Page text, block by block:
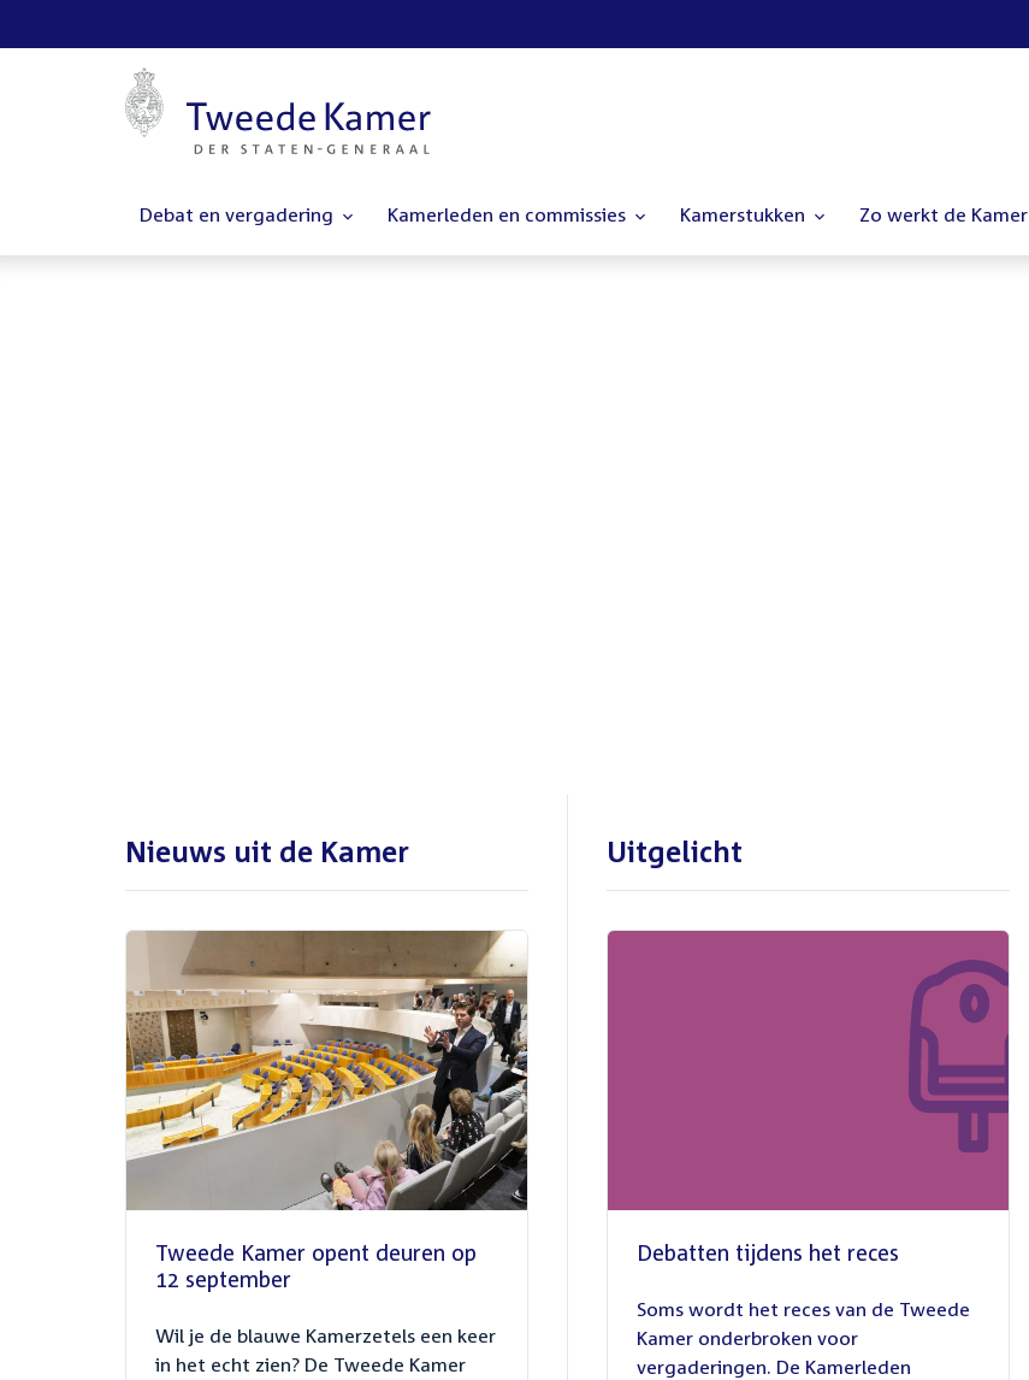
Debat en vergadering Kamerleden en commissies Kamerstukken Zo werkt de Kamer
Nieuws uit de Kamer
Tweede Kamer opent deuren op
12 september
Wil je de blauwe Kamerzetels een keer
in het echt zien? De Tweede Kamer
Uitgelicht
Debatten tijdens het reces
juli
2026
Soms wordt het reces van de Tweede
Kamer onderbroken voor
vergaderingen. De Kamerleden